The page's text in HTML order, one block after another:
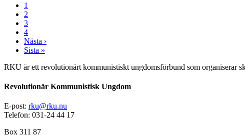
Paginering
Page
1
Page
2
Page
3
Page
4
Nästa
sida
Nästa ›
Sista
Sista »
RKU är ett revolutionärt kommunistiskt ungdomsförbund som organiserar
Revolutionär Kommunistisk Ungdom
E-post: rku@rku.nu
Telefon: 031-24 44 17
Box 311 87